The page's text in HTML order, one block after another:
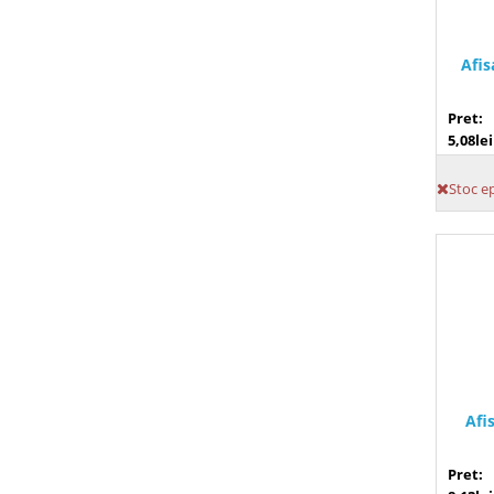
Pret:
5,08lei
Stoc
Pret: